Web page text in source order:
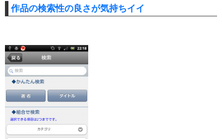
作品の検索性の良さが気持ちイイ